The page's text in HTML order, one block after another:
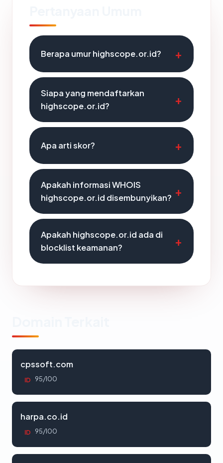
Berapa umur highscope.or.id?
Siapa yang mendaftarkan
highscope.or.id?
Apa arti skor?
Apakah informasi WHOIS
highscope.or.id disembunyikan?
Apakah highscope.or.id ada di
blocklist keamanan?
cpssoft.com
ID 95/100
harpa.co.id
ID 95/100